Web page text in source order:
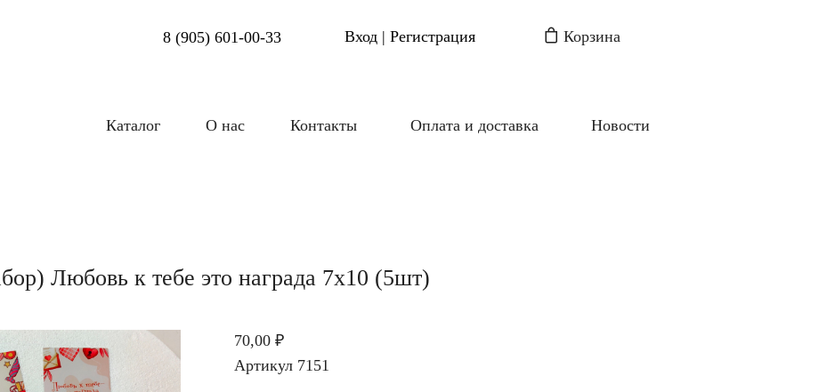
8 (905) 601-00-33 Вход | Регистрация Корзина
Каталог О нас Контакты Оплата и доставка Новости
Любовь к тебе это награда 7х10 (5шт)
70,00 ₽
Артикул 7151